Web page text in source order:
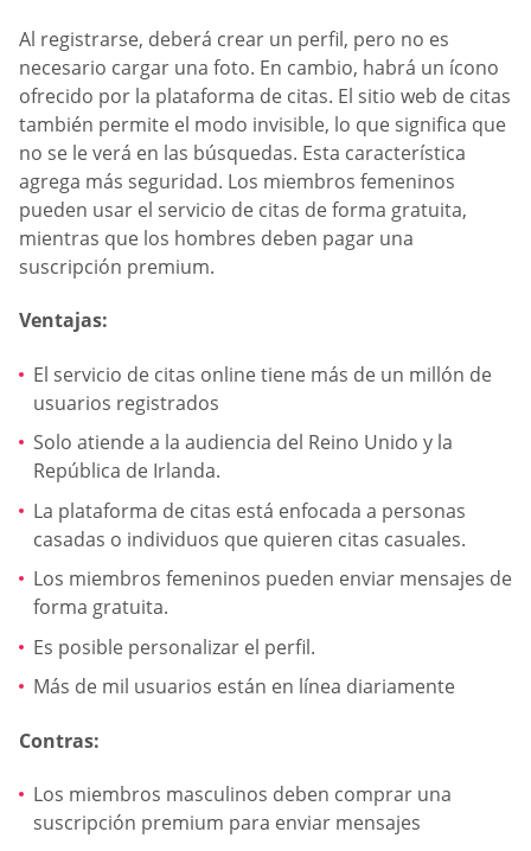
Al registrarse, deberá crear un perfil, pero no es
necesario cargar una foto. En cambio, habrá un ícono
ofrecido por la plataforma de citas. El sitio web de citas
también permite el modo invisible, lo que significa que
no se le verá en las búsquedas. Esta característica
agrega más seguridad. Los miembros femeninos
pueden usar el servicio de citas de forma gratuita,
mientras que los hombres deben pagar una
suscripción premium.
Ventajas:
El servicio de citas online tiene más de un millón de
usuarios registrados
Solo atiende a la audiencia del Reino Unido y la
República de Irlanda.
La plataforma de citas está enfocada a personas
casadas o individuos que quieren citas casuales.
Los miembros femeninos pueden enviar mensajes de
forma gratuita.
Es posible personalizar el perfil.
Más de mil usuarios están en línea diariamente
Contras:
Los miembros masculinos deben comprar una
suscripción premium para enviar mensajes